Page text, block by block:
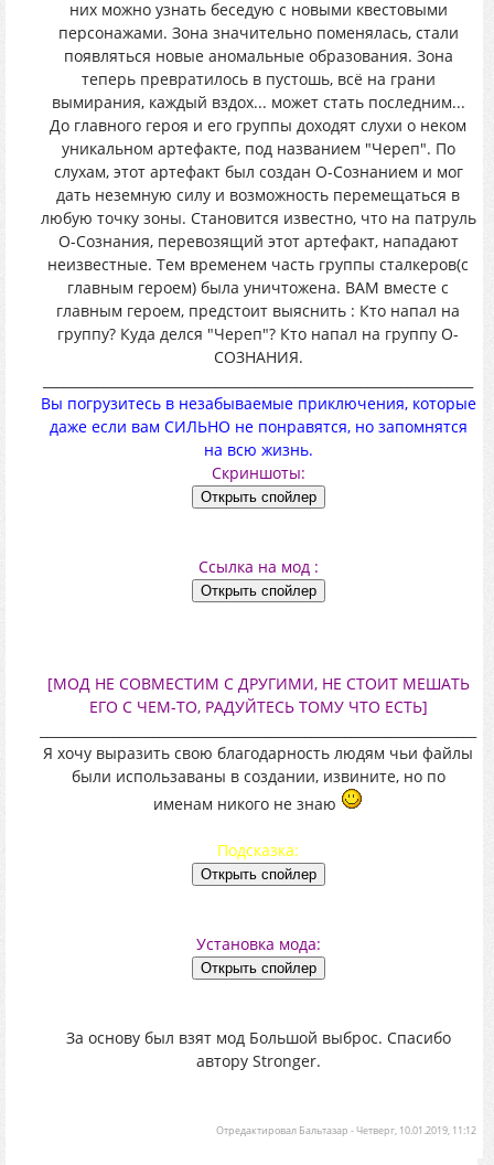
них можно узнать беседую с новыми квестовыми
персонажами. Зона значительно поменялась, стали
появляться новые аномальные образования. Зона
теперь превратилось в пустошь, всё на грани
вымирания, каждый вздох... может стать последним...
До главного героя и его группы доходят слухи о неком
уникальном артефакте, под названием "Череп". По
слухам, этот артефакт был создан О-Сознанием и мог
дать неземную силу и возможность перемещаться в
любую точку зоны. Становится известно, что на патруль
О-Сознания, перевозящий этот артефакт, нападают
неизвестные. Тем временем часть группы сталкеров(с
главным героем) была уничтожена. ВАМ вместе с
главным героем, предстоит выяснить : Кто напал на
группу? Куда делся "Череп"? Кто напал на группу О-
СОЗНАНИЯ.
Вы погрузитесь в незабываемые приключения, которые
даже если вам СИЛЬНО не понравятся, но запомнятся
на всю жизнь.
Скриншоты:
Ссылка на мод :
[МОД НЕ СОВМЕСТИМ С ДРУГИМИ, НЕ СТОИТ МЕШАТЬ
ЕГО С ЧЕМ-ТО, РАДУЙТЕСЬ ТОМУ ЧТО ЕСТЬ]
Я хочу выразить свою благодарность людям чьи файлы
были использаваны в создании, извините, но по
именам никого не знаю
Подсказка:
Установка мода:
За основу был взят мод Большой выброс. Спасибо
автору Stronger.
Отредактировал Бальтазар -Четверг, 10.01.2019, 11:12